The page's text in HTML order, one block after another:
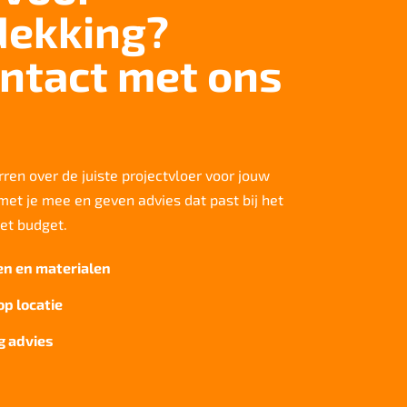
met ons
over de juiste projectvloer voor jouw
je mee en geven advies dat past bij het
budget.
en materialen
locatie
advies